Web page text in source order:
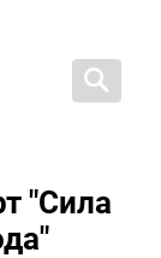
"Сила